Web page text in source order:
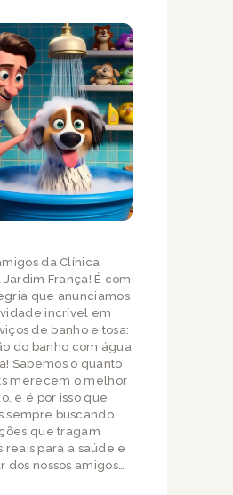
da Clínica
França! É com
que anunciamos
incrível em
de banho e tosa:
do banho com água
Sabemos o quanto
merecem o melhor
e é por isso que
sempre buscando
que tragam
reais para a saúde e
dos nossos amigos…